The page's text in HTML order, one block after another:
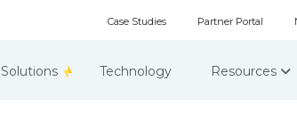
Case Studies Partner Portal
Solutions Technology Resources